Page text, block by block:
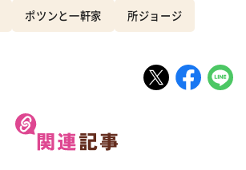
ポツンと一軒家 所ジョージ